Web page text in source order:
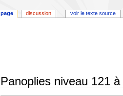
Panoplies niveau 121 à
page discussion voir le texte source